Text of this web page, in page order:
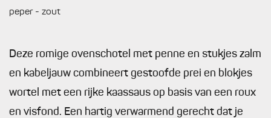
peper - zout
Deze romige ovenschotel met penne en stukjes zalm
en kabeljauw combineert gestoofde prei en blokjes
wortel met een rijke kaassaus op basis van een roux
en visfond. Een hartig verwarmend gerecht dat je